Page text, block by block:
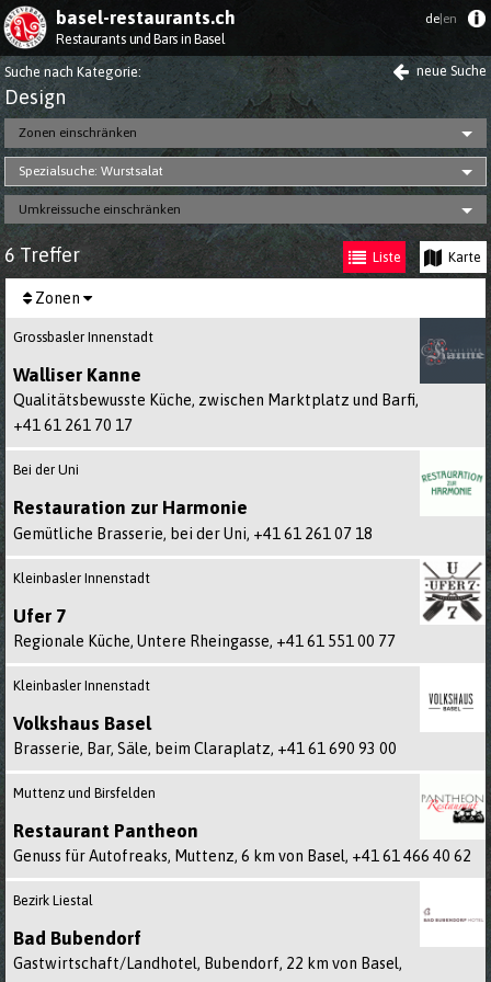
basel-restaurants.ch
Restaurants und Bars in Basel
de|en
Suche nach Kategorie: neue Suche
Design
Zonen einschränken
Spezialsuche: Wurstsalat
Umkreissuche einschränken
6 Treffer Liste Karte
Zonen
Grossbasler Innenstadt
Walliser Kanne
Qualitätsbewusste Küche, zwischen Marktplatz und Barfi,
+41 61 261 70 17
Bei der Uni
Restauration zur Harmonie
Gemütliche Brasserie, bei der Uni, +41 61 261 07 18
Kleinbasler Innenstadt
Ufer 7
Regionale Küche, Untere Rheingasse, +41 61 551 00 77
Kleinbasler Innenstadt
Volkshaus Basel
Brasserie, Bar, Säle, beim Claraplatz, +41 61 690 93 00
Muttenz und Birsfelden
Restaurant Pantheon
Genuss für Autofreaks, Muttenz, 6 km von Basel, +41 61 466 40 62
Bezirk Liestal
Bad Bubendorf
Gastwirtschaft/Landhotel, Bubendorf, 22 km von Basel,